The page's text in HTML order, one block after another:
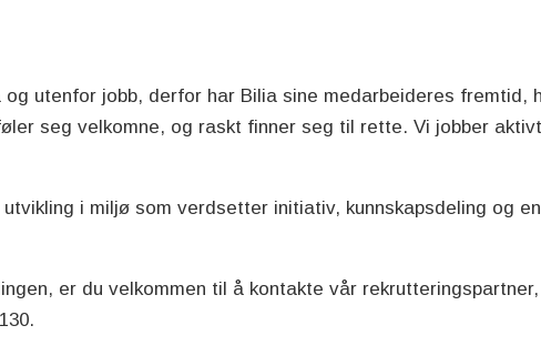
utenfor jobb, derfor har Bilia sine medarbeideres fremtid,
seg velkomne, og raskt finner seg til rette. Vi jobber
i miljø som verdsetter initiativ, kunnskapsdeling og
er du velkommen til å kontakte vår